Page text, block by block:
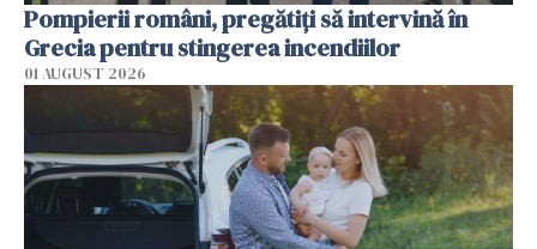
Pompierii români, pregătiţi să intervină în
Grecia pentru stingerea incendiilor
01 AUGUST 2026